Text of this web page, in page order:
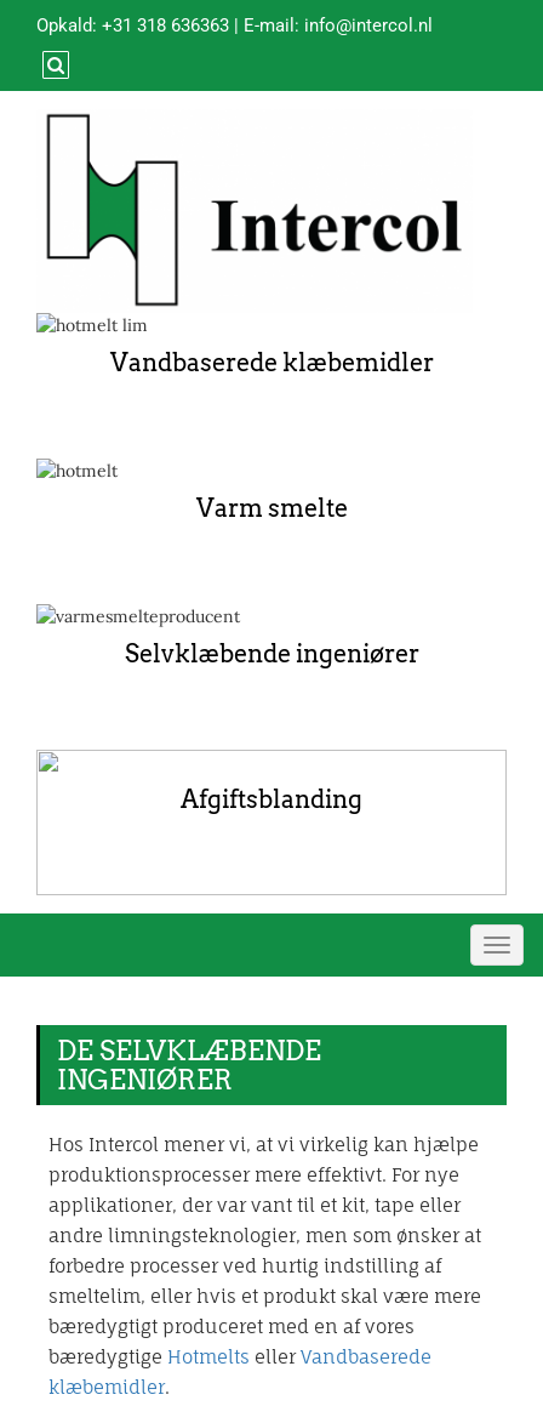
Opkald: +31 318 636363 | E-mail: info@intercol.nl
Vandbaserede klæbemidler
Varm smelte
Selvklæbende ingeniører
Afgiftsblanding
Skift
DE SELVKLÆBENDE
INGENIØRER
Hos Intercol mener vi, at vi virkelig kan hjælpe
produktionsprocesser mere effektivt. For nye
applikationer, der var vant til et kit, tape eller
andre limningsteknologier, men som ønsker at
forbedre processer ved hurtig indstilling af
smeltelim, eller hvis et produkt skal være mere
bæredygtigt produceret med en af vores
bæredygtige Hotmelts ellerVandbaserede
klæbemidler.